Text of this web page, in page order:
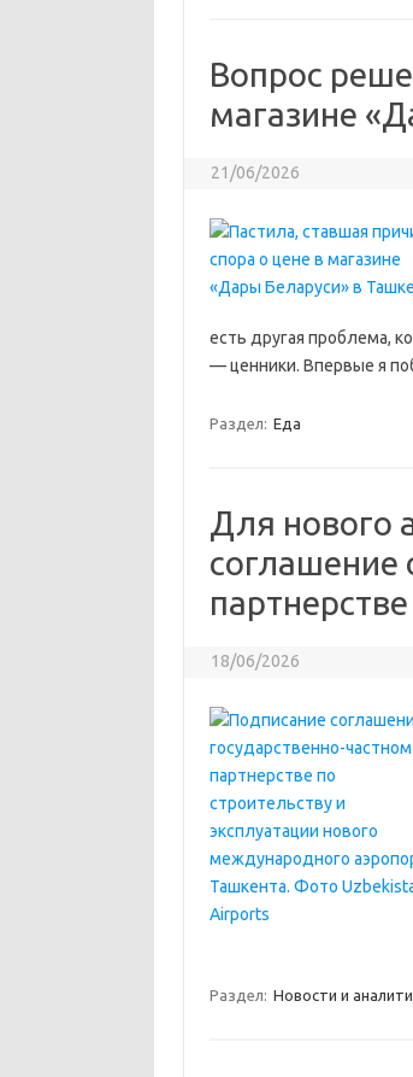
Вопрос
магазине
21/06/2026
есть другая проблема,
— ценники. Впервые я
Раздел: Еда
Для нового
соглашение
партнерстве
18/06/2026
Раздел: Новости и